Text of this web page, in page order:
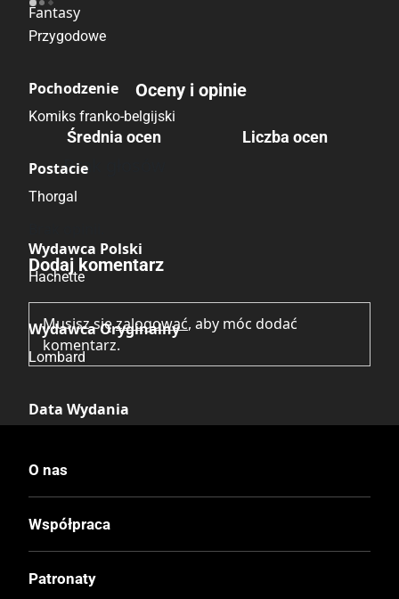
Fantasy
Przygodowe
Pochodzenie
Komiks franko-belgijski
Postacie
Thorgal
Wydawca Polski
Hachette
Wydawca Oryginalny
Lombard
Data Wydania
Druk
Kolor
Oprawa
Oceny i opinie
Średnia ocen
Brak głosów
Liczba ocen
Dodaj komentarz
Musisz sięzalogować, aby móc dodać
komentarz.
O nas
Współpraca
Patronaty